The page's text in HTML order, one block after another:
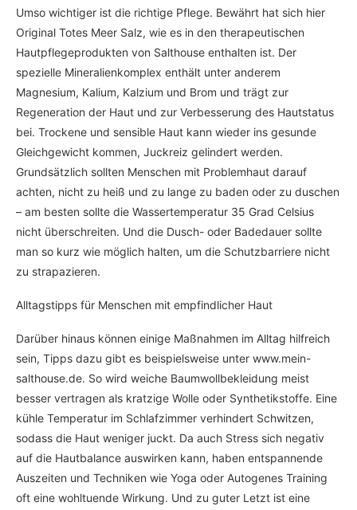
Umso wichtiger ist die richtige Pflege. Bewährt hat sich hier
Original Totes Meer Salz, wie es in den therapeutischen
Hautpflegeprodukten von Salthouse enthalten ist. Der
spezielle Mineralienkomplex enthält unter anderem
Magnesium, Kalium, Kalzium und Brom und trägt zur
Regeneration der Haut und zur Verbesserung des Hautstatus
bei. Trockene und sensible Haut kann wieder ins gesunde
Gleichgewicht kommen, Juckreiz gelindert werden.
Grundsätzlich sollten Menschen mit Problemhaut darauf
achten, nicht zu heiß und zu lange zu baden oder zu duschen
– am besten sollte die Wassertemperatur 35 Grad Celsius
nicht überschreiten. Und die Dusch- oder Badedauer sollte
man so kurz wie möglich halten, um die Schutzbarriere nicht
zu strapazieren.
Alltagstipps für Menschen mit empfindlicher Haut
Darüber hinaus können einige Maßnahmen im Alltag hilfreich
sein, Tipps dazu gibt es beispielsweise unter www.mein-
salthouse.de. So wird weiche Baumwollbekleidung meist
besser vertragen als kratzige Wolle oder Synthetikstoffe. Eine
kühle Temperatur im Schlafzimmer verhindert Schwitzen,
sodass die Haut weniger juckt. Da auch Stress sich negativ
auf die Hautbalance auswirken kann, haben entspannende
Auszeiten und Techniken wie Yoga oder Autogenes Training
oft eine wohltuende Wirkung. Und zu guter Letzt ist eine